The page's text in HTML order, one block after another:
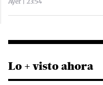
Lo + visto ahora